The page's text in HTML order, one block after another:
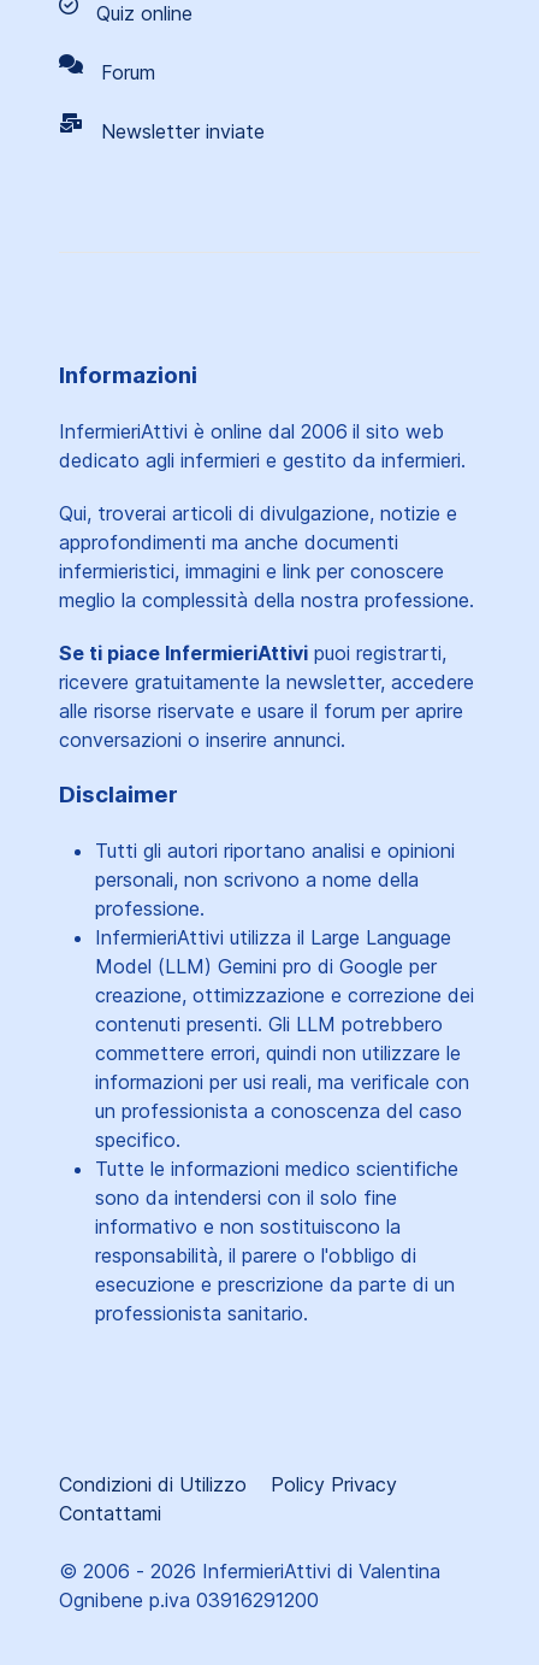
Quiz online
Forum
Newsletter inviate
Informazioni
InfermieriAttivi è online dal 2006 il sito web
dedicato agli infermieri e gestito da infermieri.
Qui, troverai articoli di divulgazione, notizie e
approfondimenti ma anche documenti
infermieristici, immagini e link per conoscere
meglio la complessità della nostra professione.
Se ti piace InfermieriAttivi puoi registrarti,
ricevere gratuitamente la newsletter, accedere
alle risorse riservate e usare il forum per aprire
conversazioni o inserire annunci.
Disclaimer
Tutti gli autori riportano analisi e opinioni
personali, non scrivono a nome della
professione.
InfermieriAttivi utilizza il Large Language
Model (LLM) Gemini pro di Google per
creazione, ottimizzazione e correzione dei
contenuti presenti. Gli LLM potrebbero
commettere errori, quindi non utilizzare le
informazioni per usi reali, ma verificale con
un professionista a conoscenza del caso
specifico.
Tutte le informazioni medico scientifiche
sono da intendersi con il solo fine
informativo e non sostituiscono la
responsabilità, il parere o l'obbligo di
esecuzione e prescrizione da parte di un
professionista sanitario.
Condizioni di Utilizzo
Policy Privacy
Contattami
© 2006 - 2026 InfermieriAttivi di Valentina
Ognibene p.iva 03916291200